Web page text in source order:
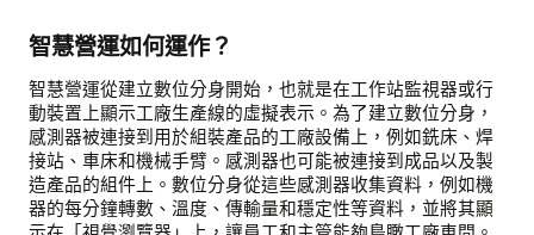
智慧營運如何運作？
智慧營運從建立數位分身開始，也就是在工作站監視器或行
動裝置上顯示工廠生產線的虛擬表示。為了建立數位分身，
感測器被連接到用於組裝產品的工廠設備上，例如銑床、焊
接站、車床和機械手臂。感測器也可能被連接到成品以及製
造產品的組件上。數位分身從這些感測器收集資料，例如機
器的每分鐘轉數、溫度、傳輸量和穩定性等資料，並將其顯